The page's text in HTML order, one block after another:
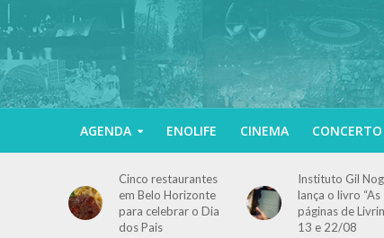
AGENDA ENOLIFE CINEMA CONCERTO
Cinco restaurantes
em Belo Horizonte
para celebrar o Dia
dos Pais
Instituto Gil
lança o livro “As
páginas de
13 e 22/08